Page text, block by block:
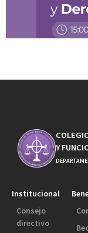
Y
Institucional
Consejo
directivo